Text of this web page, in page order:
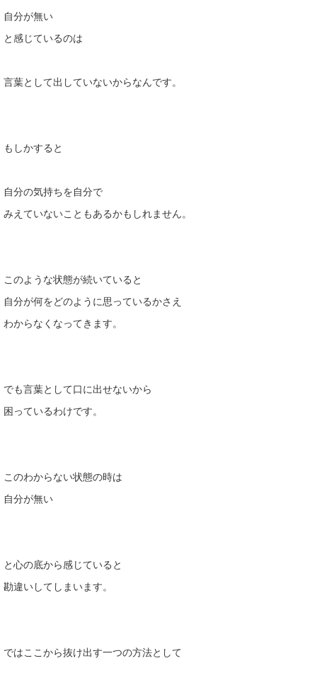
自分が無い
と感じているのは
言葉として出していないからなんです。
もしかすると
自分の気持ちを自分で
みえていないこともあるかもしれません。
このような状態が続いていると
自分が何をどのように思っているかさえ
わからなくなってきます。
でも言葉として口に出せないから
困っているわけです。
このわからない状態の時は
自分が無い
と心の底から感じていると
勘違いしてしまいます。
ではここから抜け出す一つの方法として